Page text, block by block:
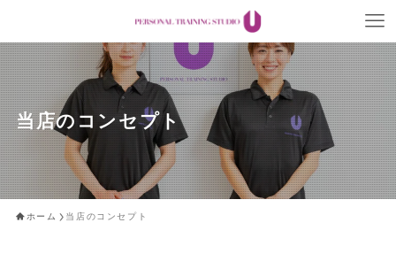
当店のコンセプト
ホーム 当店のコンセプト